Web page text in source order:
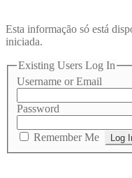
Esta informação só está
iniciada.
Existing Users Log In
Username or Email
Password
Remember Me